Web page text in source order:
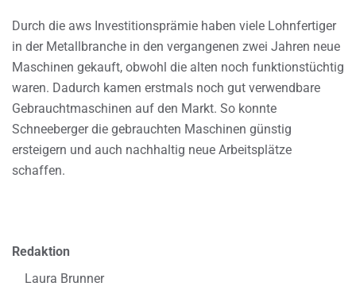
Durch die aws Investitionsprämie haben viele Lohnfertiger
in der Metallbranche in den vergangenen zwei Jahren neue
Maschinen gekauft, obwohl die alten noch funktionstüchtig
waren. Dadurch kamen erstmals noch gut verwendbare
Gebrauchtmaschinen auf den Markt. So konnte
Schneeberger die gebrauchten Maschinen günstig
ersteigern und auch nachhaltig neue Arbeitsplätze
schaffen.
Redaktion
Laura Brunner